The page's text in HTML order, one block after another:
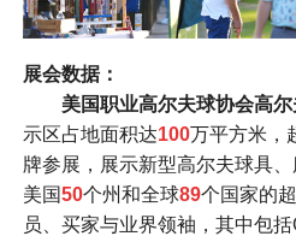
展会数据：
美国职业高尔夫球协会高
示区占地面积达100万平方米，
牌参展，展示新型高尔夫球具
美国50个州和全球89个国家的
员、买家与业界领袖，其中包括